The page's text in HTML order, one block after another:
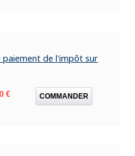
paiement de l'impôt sur
€ COMMANDER